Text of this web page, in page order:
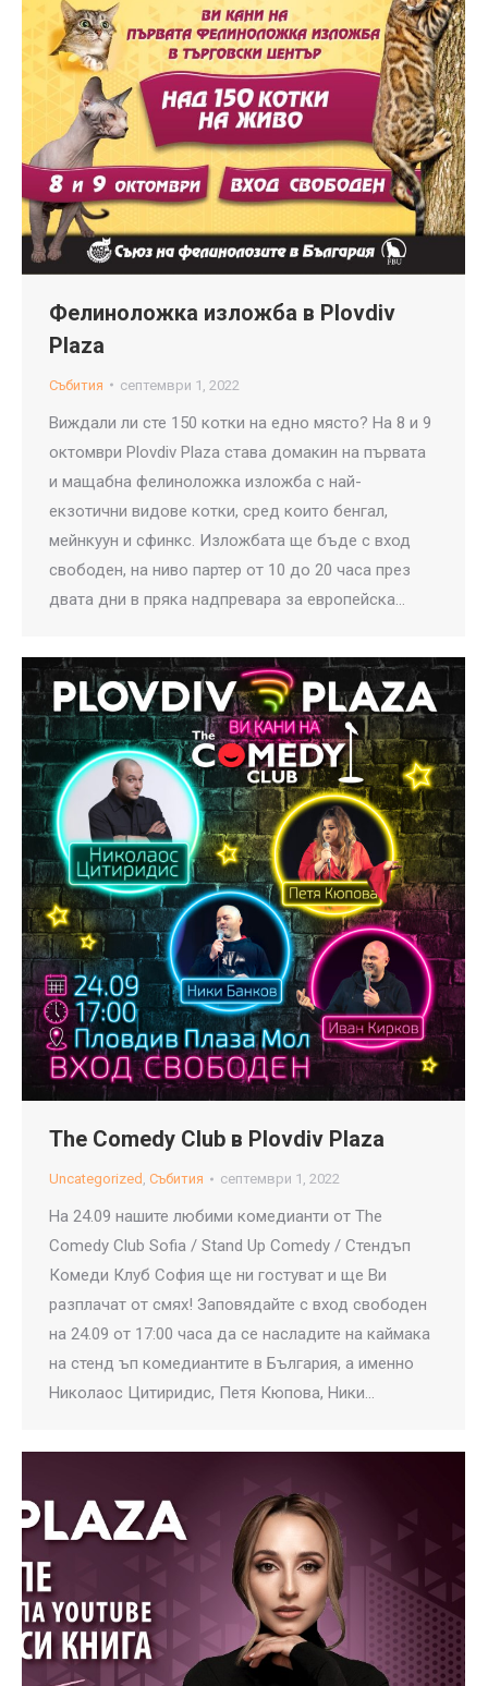
Фелиноложка изложба в Plovdiv
Plaza
Събития септември 1, 2022
Виждали ли сте 150 котки на едно място? На 8 и 9
октомври Plovdiv Plaza става домакин на първата
и мащабна фелиноложка изложба с най-
екзотични видове котки, сред които бенгал,
мейнкуун и сфинкс. Изложбата ще бъде с вход
свободен, на ниво партер от 10 до 20 часа през
двата дни в пряка надпревара за европейска…
The Comedy Club в Plovdiv Plaza
Uncategorized , Събития септември 1, 2022
На 24.09 нашите любими комедианти от The
Comedy Club Sofia / Stand Up Comedy / Стендъп
Комеди Клуб София ще ни гостуват и ще Ви
разплачат от смях! Заповядайте с вход свободен
на 24.09 от 17:00 часа да се насладите на каймака
на стенд ъп комедиантите в България, а именно
Николаос Цитиридис, Петя Кюпова, Ники…